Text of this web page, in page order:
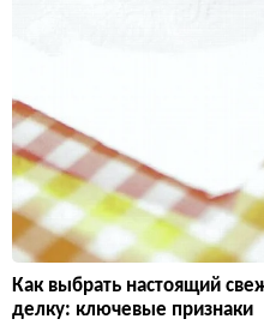
Как выбрать настоящий
делку: ключевые признаки